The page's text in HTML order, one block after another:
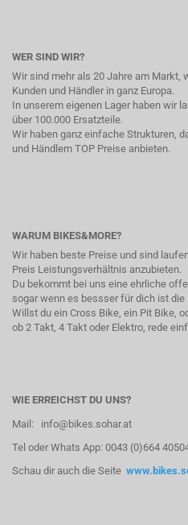
WER SIND WIR?
Wir sind mehr als 20 Jahre am Markt,
Kunden und Händler in ganz Europa.
In unserem eigenen Lager haben wir
über 100.000 Ersatzteile.
Wir haben ganz einfache Strukturen,
und Händlern TOP Preise anbieten.
WARUM BIKES&MORE?
Wir haben beste Preise und sind
Preis Leistungsverhältnis anzubieten.
Du bekommt bei uns eine ehrliche
sogar wenn es bessser für dich ist die
Willst du ein Cross Bike, ein Pit Bike,
ob 2 Takt, 4 Takt oder Elektro, rede
WIE ERREICHST DU UNS?
Mail: info@bikes.sohar.at
Tel oder Whats App: 0043 (0)664
Schau dir auch die Seite